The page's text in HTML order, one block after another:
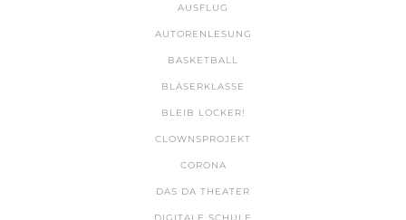
AUSFLUG
AUTORENLESUNG
BASKETBALL
BLÄSERKLASSE
BLEIB LOCKER!
CLOWNSPROJEKT
CORONA
DAS DA THEATER
DIGITALE SCHULE